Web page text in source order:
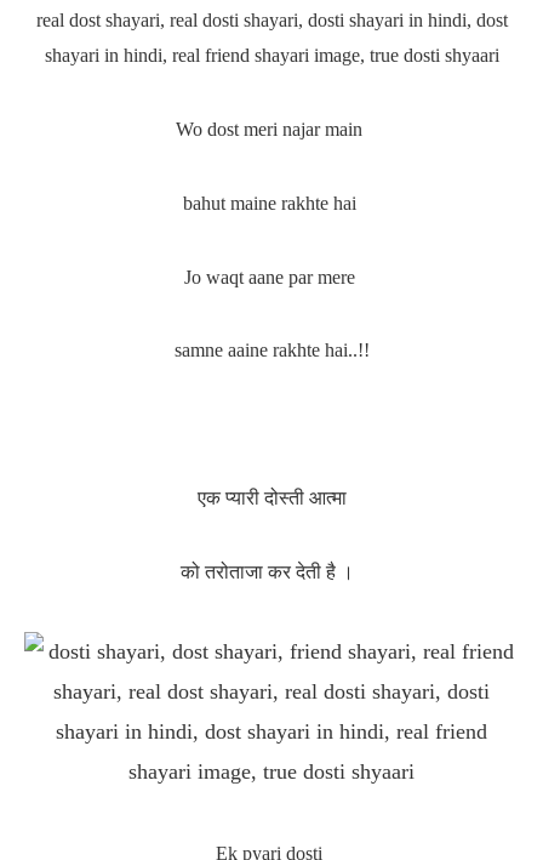
Wo dost meri najar main
bahut maine rakhte hai
Jo waqt aane par mere
samne aaine rakhte hai..!!
एक प्यारी दोस्ती आत्मा
को तरोताजा कर देती है ।
Ek pyari dosti